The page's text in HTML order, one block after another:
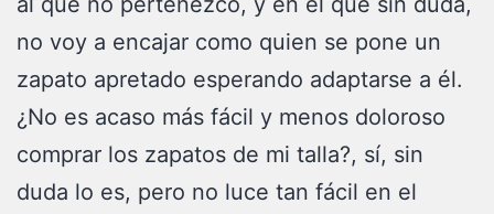
no voy a encajar como quien se pone un
zapato apretado esperando adaptarse a él.
¿No es acaso más fácil y menos doloroso
comprar los zapatos de mi talla?, sí, sin
duda lo es, pero no luce tan fácil en el